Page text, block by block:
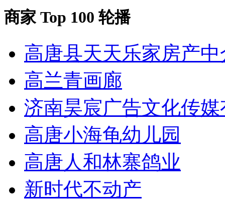
商家 Top 100 轮播
高唐县天天乐家房产
高兰青画廊
济南昊宸广告文化传
高唐小海龟幼儿园
高唐人和林寨鸽业
新时代不动产